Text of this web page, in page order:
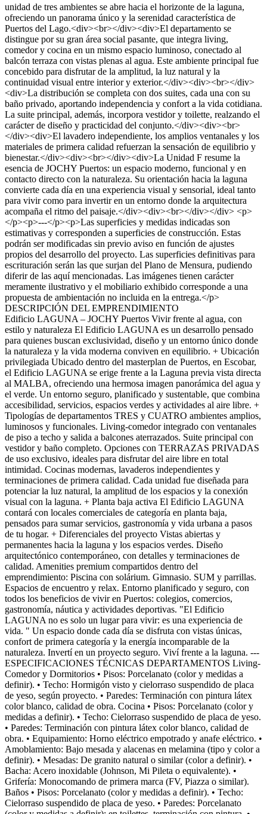
unidad de tres ambientes se abre hacia el horizonte de la laguna,
ofreciendo un panorama único y la serenidad característica de
Puertos del Lago.<div><br></div><div>El departamento se
distingue por su gran área social pasante, que integra living,
comedor y cocina en un mismo espacio luminoso, conectado al
balcón terraza con vistas plenas al agua. Este ambiente principal fue
concebido para disfrutar de la amplitud, la luz natural y la
continuidad visual entre interior y exterior.</div><div><br></div>
<div>La distribución se completa con dos suites, cada una con su
baño privado, aportando independencia y confort a la vida cotidiana.
La suite principal, además, incorpora vestidor y toilette, realzando el
carácter de diseño y practicidad del conjunto.</div><div><br>
</div><div>El lavadero independiente, los amplios ventanales y los
materiales de primera calidad refuerzan la sensación de equilibrio y
bienestar.</div><div><br></div><div>La Unidad F resume la
esencia de JOCHY Puertos: un espacio moderno, funcional y en
contacto directo con la naturaleza. Su orientación hacia la laguna
convierte cada día en una experiencia visual y sensorial, ideal tanto
para vivir como para invertir en un entorno donde la arquitectura
acompaña el ritmo del paisaje.</div><div><br></div></div> <p>
</p><p>---</p><p>Las superficies y medidas indicadas son
estimativas y corresponden a superficies de construcción. Estas
podrán ser modificadas sin previo aviso en función de ajustes
propios del desarrollo del proyecto. Las superficies definitivas para
escrituración serán las que surjan del Plano de Mensura, pudiendo
diferir de las aquí mencionadas. Las imágenes tienen carácter
meramente ilustrativo y el mobiliario exhibido corresponde a una
propuesta de ambientación no incluida en la entrega.</p>
DESCRIPCIÓN DEL EMPRENDIMIENTO
Edificio LAGUNA – JOCHY Puertos Vivir frente al agua, con
estilo y naturaleza El Edificio LAGUNA es un desarrollo pensado
para quienes buscan exclusividad, diseño y un entorno único donde
la naturaleza y la vida moderna conviven en equilibrio. + Ubicación
privilegiada Ubicado dentro del masterplan de Puertos, en Escobar,
el Edificio LAGUNA se erige frente a la Laguna previa vista directa
al MALBA, ofreciendo una hermosa imagen panorámica del agua y
el verde. Un entorno seguro, planificado y sustentable, que combina
accesibilidad, servicios, espacios verdes y actividades al aire libre. +
Tipologías de departamentos TRES y CUATRO ambientes amplios,
luminosos y funcionales. Living-comedor integrado con ventanales
de piso a techo y salida a balcones aterrazados. Suite principal con
vestidor y baño completo. Opciones con TERRAZAS PRIVADAS
de uso exclusivo, ideales para disfrutar del aire libre en total
intimidad. Cocinas modernas, lavaderos independientes y
terminaciones de primera calidad. Cada unidad fue diseñada para
potenciar la luz natural, la amplitud de los espacios y la conexión
visual con la laguna. + Planta baja activa El Edificio LAGUNA
contará con locales comerciales de categoría en planta baja,
pensados para sumar servicios, gastronomía y vida urbana a pasos
de tu hogar. + Diferenciales del proyecto Vistas abiertas y
permanentes hacia la laguna y los espacios verdes. Diseño
arquitectónico contemporáneo, con detalles y terminaciones de
calidad. Amenities premium compartidos dentro del
emprendimiento: Piscina con solárium. Gimnasio. SUM y parrillas.
Espacios de encuentro y relax. Entorno planificado y seguro, con
todos los beneficios de vivir en Puertos: colegios, comercios,
gastronomía, náutica y actividades deportivas. "El Edificio
LAGUNA no es solo un lugar para vivir: es una experiencia de
vida. " Un espacio donde cada día se disfruta con vistas únicas,
confort de primera categoría y la energía incomparable de la
naturaleza. Invertí en un proyecto seguro. Viví frente a la laguna. ---
ESPECIFICACIONES TÉCNICAS DEPARTAMENTOS Living-
Comedor y Dormitorios • Pisos: Porcelanato (color y medidas a
definir). • Techo: Hormigón visto y cielorraso suspendido de placa
de yeso, según proyecto. • Paredes: Terminación con pintura látex
color blanco, calidad de obra. Cocina • Pisos: Porcelanato (color y
medidas a definir). • Techo: Cielorraso suspendido de placa de yeso.
• Paredes: Terminación con pintura látex color blanco, calidad de
obra. • Equipamiento: Horno eléctrico empotrado y anafe eléctrico. •
Amoblamiento: Bajo mesada y alacenas en melamina (tipo y color a
definir). • Mesadas: De granito natural o similar (color a definir). •
Bacha: Acero inoxidable (Johnson, Mi Pileta o equivalente). •
Grifería: Monocomando de primera marca (FV, Piazza o similar).
Baños • Pisos: Porcelanato (color y medidas a definir). • Techo:
Cielorraso suspendido de placa de yeso. • Paredes: Porcelanato